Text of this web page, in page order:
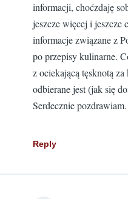
informacji, choćzdaję
jeszcze więcej i jeszcze
informacje związane z
po przepisy kulinarne.
z ociekającą tęsknotą
odbierane jest (jak się
Serdecznie pozdrawiam.
Reply